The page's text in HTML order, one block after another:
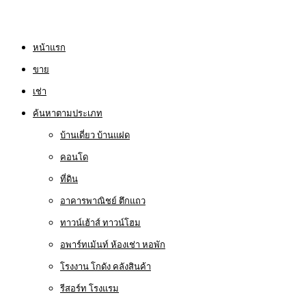
หน้าแรก
ขาย
เช่า
ค้นหาตามประเภท
บ้านเดี่ยว บ้านแฝด
คอนโด
ที่ดิน
อาคารพาณิชย์ ตึกแถว
ทาวน์เฮ้าส์ ทาวน์โฮม
อพาร์ทเม้นท์ ห้องเช่า หอพัก
โรงงาน โกดัง คลังสินค้า
รีสอร์ท โรงแรม